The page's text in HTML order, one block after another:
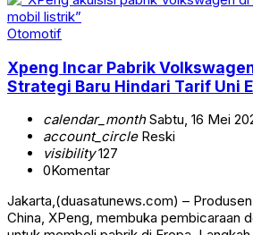
Otomotif
Xpeng Incar Pabrik
Strategi Baru Hindari Tarif Uni
calendar_monthSabtu, 16 Mei
account_circleReski
visibility127
0Komentar
Jakarta,(duasatunews.com) –
China, XPeng, membuka pembicaraan